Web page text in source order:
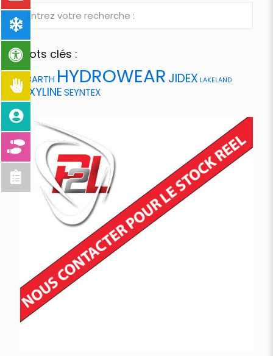
Mots clés :
ABARTH HYDROWEAR JIDEX LAKELAND
OXYLINESEYNTEX